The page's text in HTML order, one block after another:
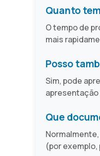
Quanto
O tempo de
mais
Posso
Sim, pode
Que
(por